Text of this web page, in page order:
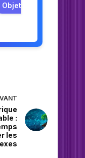
Objet
:
les